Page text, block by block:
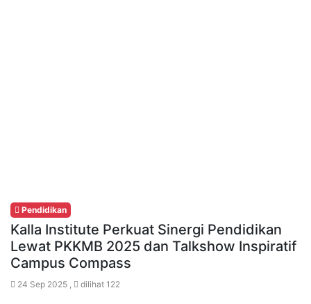
Pendidikan
Kalla Institute Perkuat Sinergi Pendidikan
Lewat PKKMB 2025 dan Talkshow Inspiratif
Campus Compass
24 Sep 2025 , dilihat 122